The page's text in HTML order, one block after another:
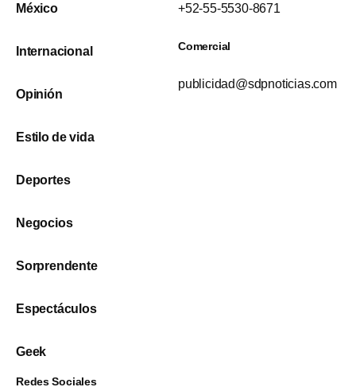
México
Internacional
Opinión
Estilo de vida
Deportes
Negocios
Sorprendente
Espectáculos
Geek
+52-55-5530-8671
Comercial
publicidad@sdpnoticias.com
Redes Sociales